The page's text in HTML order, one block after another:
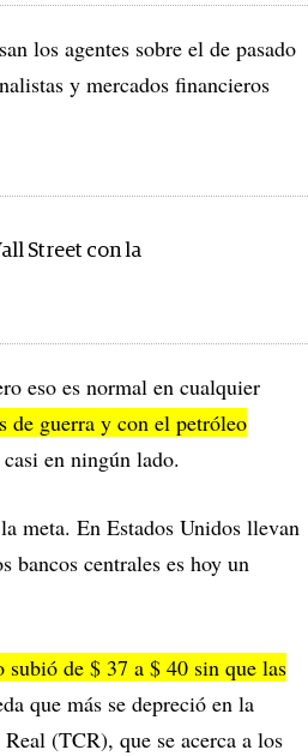
los agentes sobre el de pasado
y mercados financieros
Street con la
eso es normal en cualquier
de guerra y con el petróleo
en ningún lado.
meta. En Estados Unidos llevan
bancos centrales es hoy un
de $ 37 a $ 40 sin que las
que más se depreció en la
(TCR), que se acerca a los